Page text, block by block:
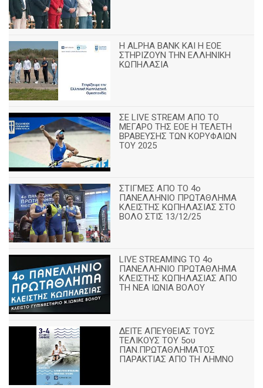
H ALPHA BANK ΚΑΙ Η ΕΟΕ
ΣΤΗΡΙΖΟΥΝ ΤΗΝ ΕΛΛΗΝΙΚΗ
ΚΩΠΗΛΑΣΙΑ
ΣΕ LIVE STREAM ΑΠΟ ΤΟ
ΜΕΓΑΡΟ ΤΗΣ ΕΟΕ Η ΤΕΛΕΤΗ
ΒΡΑΒΕΥΣΗΣ ΤΩΝ ΚΟΡΥΦΑΙΩΝ
ΤΟΥ 2025
ΣΤΙΓΜΕΣ ΑΠΟ ΤΟ 4ο
ΠΑΝΕΛΛΗΝΙΟ ΠΡΩΤΑΘΛΗΜΑ
ΚΛΕΙΣΤΗΣ ΚΩΠΗΛΑΣΙΑΣ ΣΤΟ
ΒΟΛΟ ΣΤΙΣ 13/12/25
LIVE STREAMING ΤΟ 4ο
ΠΑΝΕΛΛΗΝΙΟ ΠΡΩΤΑΘΛΗΜΑ
ΚΛΕΙΣΤΗΣ ΚΩΠΗΛΑΣΙΑΣ ΑΠΟ
ΤΗ ΝΕΑ ΙΩΝΙΑ ΒΟΛΟΥ
ΔΕΙΤΕ ΑΠΕΥΘΕΙΑΣ ΤΟΥΣ
ΤΕΛΙΚΟΥΣ ΤΟΥ 5ου
ΠΑΝ.ΠΡΩΤΑΘΛΗΜΑΤΟΣ
ΠΑΡΑΚΤΙΑΣ ΑΠΟ ΤΗ ΛΗΜΝΟ